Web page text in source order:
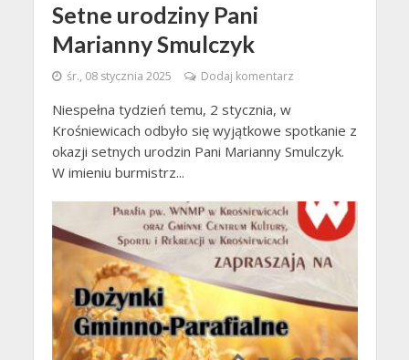
Setne urodziny Pani
Marianny Smulczyk
śr., 08 stycznia 2025 Dodaj komentarz
Niespełna tydzień temu, 2 stycznia, w
Krośniewicach odbyło się wyjątkowe spotkanie z
okazji setnych urodzin Pani Marianny Smulczyk.
W imieniu burmistrz...